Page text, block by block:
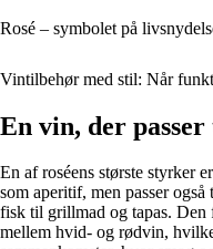
Rosé – symbolet på
Vintilbehør med stil: Når
En vin, der
En af roséens største styrker
som aperitif, men passer
fisk til grillmad og tapas. Den
mellem hvid- og rødvin,